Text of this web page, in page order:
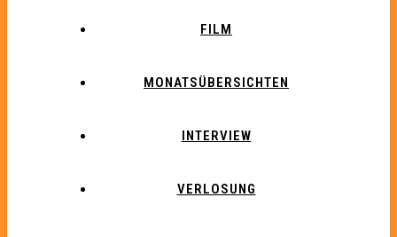
FILM
MONATSÜBERSICHTEN
INTERVIEW
VERLOSUNG